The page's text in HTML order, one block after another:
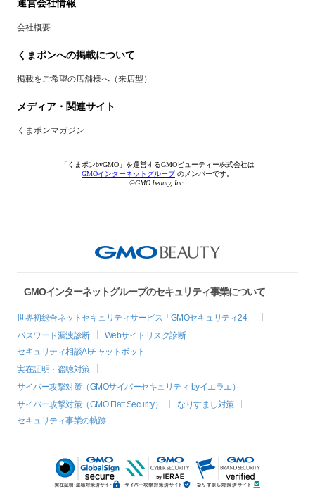
運営会社情報
会社概要
くまポンへの掲載について
掲載をご希望の店舗様へ（来店型）
メディア・関連サイト
くまポンマガジン
「くまポンbyGMO」を運営するGMOビューティー株式会社は
GMOインターネットグループのメンバーです。
©GMO beauty, Inc.
GMOインターネットグループのセキュリティ事業について
世界初総合ネットセキュリティサービス「GMOセキュリティ24」
パスワード漏洩診断
Webサイトリスク診断
セキュリティ相談AIチャットボット
実在証明・盗聴対策
サイバー攻撃対策（GMOサイバーセキュリティ byイエラエ）
サイバー攻撃対策（GMO Flatt Security）
なりすまし対策
セキュリティ事業の軌跡